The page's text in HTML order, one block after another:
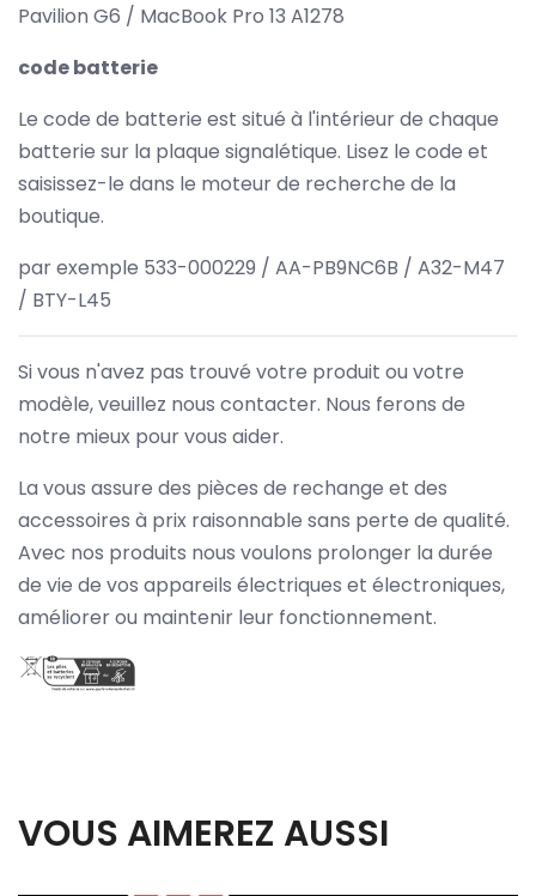
Pavilion G6 / MacBook Pro 13 A1278
code batterie
Le code de batterie est situé à l'intérieur de chaque
batterie sur la plaque signalétique. Lisez le code et
saisissez-le dans le moteur de recherche de la
boutique.
par exemple 533-000229 / AA-PB9NC6B / A32-M47
/ BTY-L45
Si vous n'avez pas trouvé votre produit ou votre
modèle, veuillez nous contacter. Nous ferons de
notre mieux pour vous aider.
La vous assure des pièces de rechange et des
accessoires à prix raisonnable sans perte de qualité.
Avec nos produits nous voulons prolonger la durée
de vie de vos appareils électriques et électroniques,
améliorer ou maintenir leur fonctionnement.
VOUS AIMEREZ AUSSI